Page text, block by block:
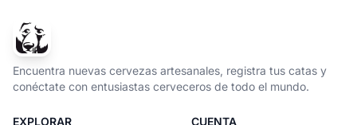
Encuentra nuevas cervezas artesanales, registra tus catas y
conéctate con entusiastas cerveceros de todo el mundo.
EXPLORAR CUENTA